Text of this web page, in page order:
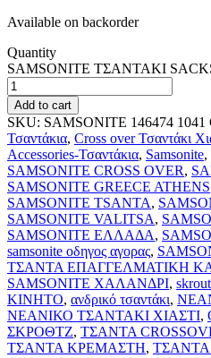
Available on backorder
Quantity
SAMSONITE ΤΣΑΝΤΑΚΙ
Add to cart
SKU: SAMSONITE 146474 1041
Τσαντάκια, Cross over Τσαντάκι
Accessories-Τσαντάκια, Samsonite,
SAMSONITE CROSS OVER,
SAMSONITE GREECE ATHENS
SAMSONITE TSANTA,
SAMSONITE VALITSA,
SAMSONITE ΕΛΛΑΔΑ,
samsonite οδηγος αγορας,
ΤΣΑΝΤΑ ΕΠΑΓΓΕΛΜΑΤΙΚΗ
SAMSONITE ΧΑΛΑΝΔΡΙ,
ΚΙΝΗΤΟ, ανδρικό τσαντάκι,
ΝΕΑΝΙΚΟ ΤΣΑΝΤΑΚΙ ΧΙΑΣΤΙ,
ΣΚΡΟΘΤΖ, ΤΣΑΝΤΑ
ΤΣΑΝΤΑ ΚΡΕΜΑΣΤΗ, ΤΣΑΝΤΑ